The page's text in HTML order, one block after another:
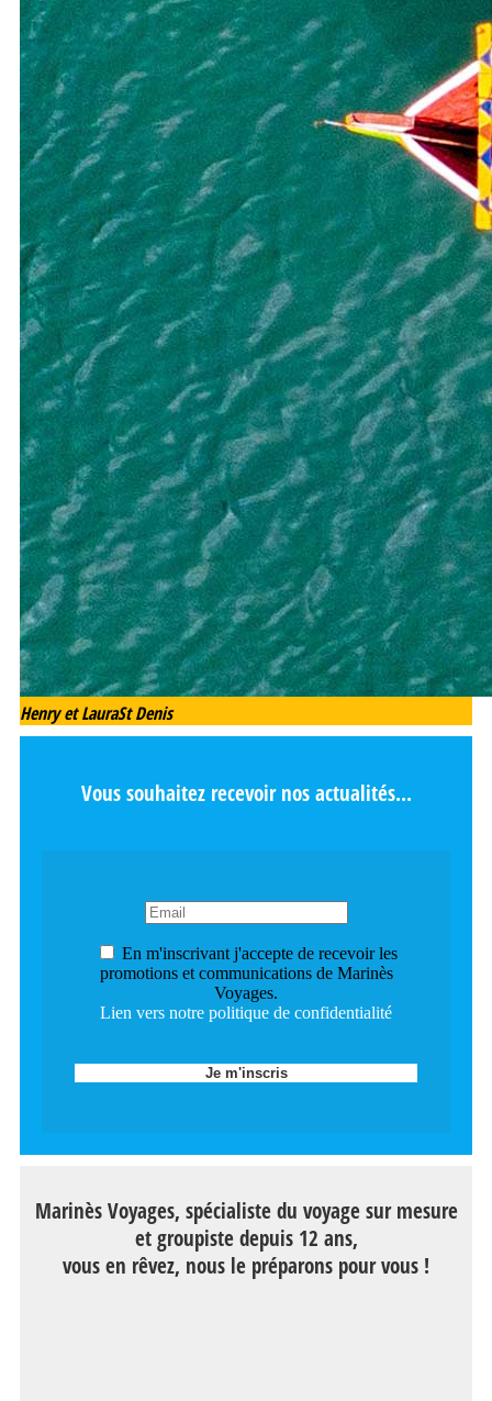
Henry et LauraSt Denis
Vous souhaitez recevoir nos actualités...
En m'inscrivant j'accepte de recevoir les
promotions et communications de Marinès
Voyages.
Lien vers notre politique de confidentialité
Marinès Voyages, spécialiste du voyage sur mesure
et groupiste depuis 12 ans,
vous en rêvez, nous le préparons pour vous !